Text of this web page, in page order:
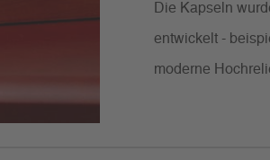
Die Kapseln
entwickelt -
moderne